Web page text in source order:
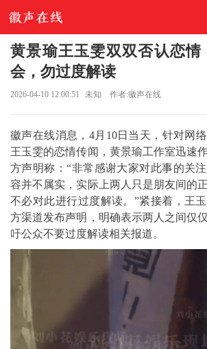
黄景瑜王玉雯双双否认恋情
会，勿过度解读
2026-04-10 12:00:51 未知 作者:徽声在线
徽声在线消息，4月10日当天，针对网
王玉雯的恋情传闻，黄景瑜工作室迅速
方声明称：“非常感谢大家对此事的关
容并不属实，实际上两人只是朋友间的
不必对此进行过度解读。”紧接着，王
方渠道发布声明，明确表示两人之间仅
吁公众不要过度解读相关报道。